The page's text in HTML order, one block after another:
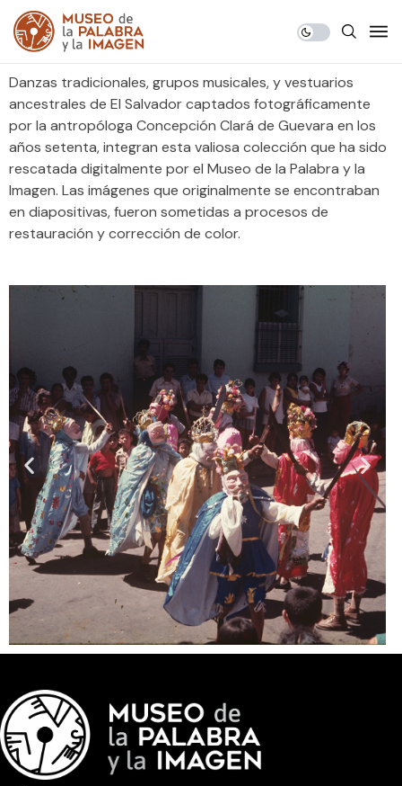
Danzas tradicionales, grupos musicales, y vestuarios
ancestrales de El Salvador captados fotográficamente
por la antropóloga Concepción Clará de Guevara en los
años setenta, integran esta valiosa colección que ha sido
rescatada digitalmente por el Museo de la Palabra y la
Imagen. Las imágenes que originalmente se encontraban
en diapositivas, fueron sometidas a procesos de
restauración y corrección de color.